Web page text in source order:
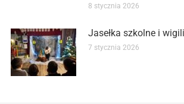
8 stycznia 2026
Jasełka szkolne i
7 stycznia 2026